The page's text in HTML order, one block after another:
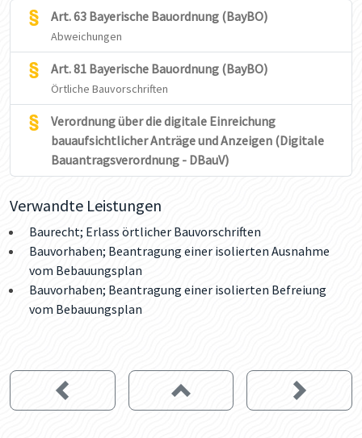
Art. 63 Bayerische Bauordnung (BayBO)
Abweichungen
Art. 81 Bayerische Bauordnung (BayBO)
Örtliche Bauvorschriften
Verordnung über die digitale Einreichung
bauaufsichtlicher Anträge und Anzeigen (Digitale
Bauantragsverordnung - DBauV)
Verwandte Leistungen
Baurecht; Erlass örtlicher Bauvorschriften
Bauvorhaben; Beantragung einer isolierten Ausnahme
vom Bebauungsplan
Bauvorhaben; Beantragung einer isolierten Befreiung
vom Bebauungsplan